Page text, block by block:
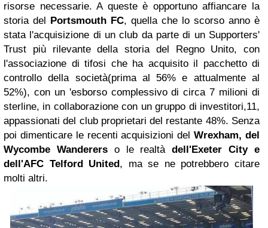
risorse necessarie. A queste è opportuno affiancare la
storia del
Portsmouth FC, quella che lo scorso anno è
stata l'acquisizione di un club da parte di un Supporters'
Trust più rilevante della storia del Regno Unito, con
l'associazione di tifosi che ha acquisito il pacchetto di
controllo della società(prima al 56% e attualmente al
52%), con un 'esborso complessivo di circa 7 milioni di
sterline, in collaborazione con un gruppo di investitori,11,
appassionati del club proprietari del restante 48%. Senza
poi dimenticare le recenti acquisizioni delWrexham, del
Wycombe Wandererso le realtàdell'Exeter City e
dell'AFC Telford United , ma se ne potrebbero citare
molti altri.